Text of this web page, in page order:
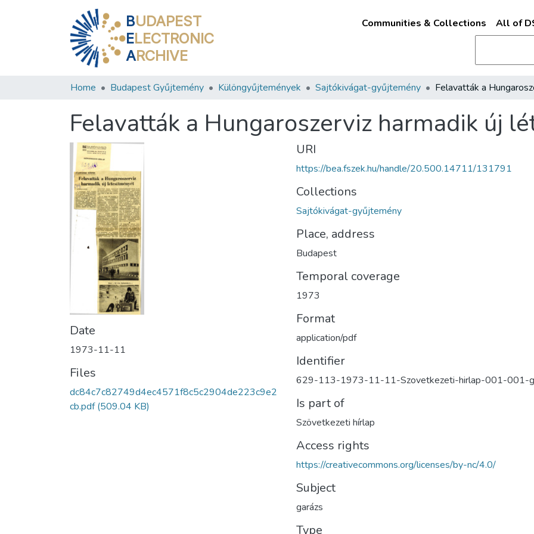
BUDAPEST
ELECTRONIC
ARCHIVE
Communities & Collections All of
Home Budapest Gyűjtemény Különgyűjtemények Sajtókivágat-gyűjtemény
Felavatták a Hungaroszerviz harmadik új
Date
1973-11-11
Files
dc84c7c82749d4ec4571f8c5c2904de223c9e2
cb.pdf(509.04 KB)
URI
https://bea.fszek.hu/handle/20.500.14711/131791
Collections
Sajtókivágat-gyűjtemény
Place, address
Budapest
Temporal coverage
1973
Format
application/pdf
Identifier
629-113-1973-11-11-Szovetkezeti-hirlap-001-001-
Is part of
Szövetkezeti hírlap
Access rights
https://creativecommons.org/licenses/by-nc/4.0/
Subject
garázs
Type